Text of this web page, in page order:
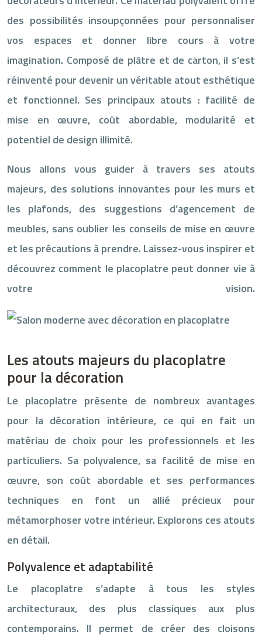
des possibilités insoupçonnées pour personnaliser
vos espaces et donner libre cours à votre
imagination. Composé de plâtre et de carton, il s’est
réinventé pour devenir un véritable atout esthétique
et fonctionnel. Ses principaux atouts : facilité de
mise en œuvre, coût abordable, modularité et
potentiel de design illimité.
Nous allons vous guider à travers ses atouts
majeurs, des solutions innovantes pour les murs et
les plafonds, des suggestions d’agencement de
meubles, sans oublier les conseils de mise en œuvre
et les précautions à prendre. Laissez-vous inspirer et
découvrez comment le placoplatre peut donner vie à
votre vision.
Les atouts majeurs du placoplatre
pour la décoration
Le placoplatre présente de nombreux avantages
pour la décoration intérieure, ce qui en fait un
matériau de choix pour les professionnels et les
particuliers. Sa polyvalence, sa facilité de mise en
œuvre, son coût abordable et ses performances
techniques en font un allié précieux pour
métamorphoser votre intérieur. Explorons ces atouts
en détail.
Polyvalence et adaptabilité
Le placoplatre s’adapte à tous les styles
architecturaux, des plus classiques aux plus
contemporains. Il permet de créer des cloisons